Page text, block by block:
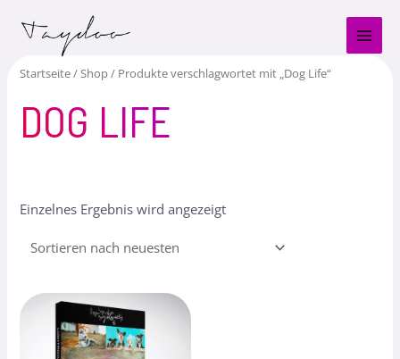
Inhalt
Startseite/Shop/ Produkte verschlagwortet mit „Dog Life“
DOG LIFE
Einzelnes Ergebnis wird angezeigt